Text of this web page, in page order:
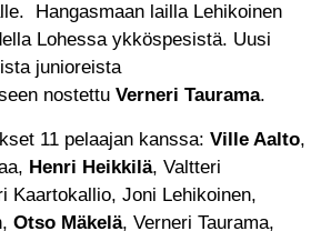
Hangasmaan lailla Lehikoinen
Lohessa ykköspesistä. Uusi
junioreista
nostettuVerneri Taurama.
11 pelaajan kanssa:Ville Aalto,
Henri Heikkilä, Valtteri
Kaartokallio, Joni Lehikoinen,
Otso Mäkelä, Verneri Taurama,